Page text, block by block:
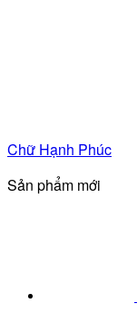
Chữ Hạnh Phúc
Sản phẩm mới